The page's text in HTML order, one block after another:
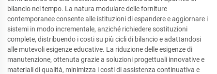
bilancio nel tempo. La natura modulare delle forniture
contemporanee consente alle istituzioni di espandere e aggiornare i
sistemi in modo incrementale, anziché richiedere sostituzioni
complete, distribuendo i costi su più cicli di bilancio e adattandosi
alle mutevoli esigenze educative. La riduzione delle esigenze di
manutenzione, ottenuta grazie a soluzioni progettuali innovative e
materiali di qualità, minimizza i costi di assistenza continuativa e